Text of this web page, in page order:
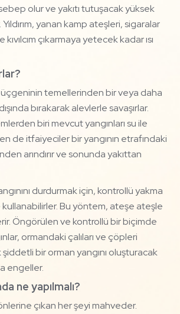
sebep olur ve yakıtı tutuşacak yüksek
Yıldırım, yanan kamp ateşleri, sigaralar
çıkarmaya yetecek kadar ısı
temellerinden bir veya daha
bırakarak alevlerle savaşırlar.
biri mevcut yangınları su ile
de itfaiyeciler bir yangının etrafındaki
arındırır ve sonunda yakıttan
durdurmak için, kontrollü yakma
Bu yöntem, ateşe ateşle
Öngörülen ve kontrollü bir biçimde
ormandaki çalıları ve çöpleri
bir orman yangını oluşturacak
engeller.
ne yapılmalı?
çıkan her şeyi mahveder.